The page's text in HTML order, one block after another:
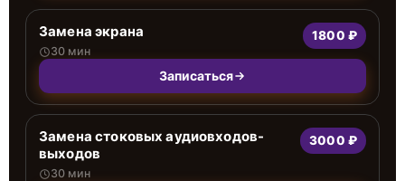
Замена экрана
30 мин
1800 ₽
Записаться
Замена стоковых аудиовходов-
выходов
30 мин
3000 ₽